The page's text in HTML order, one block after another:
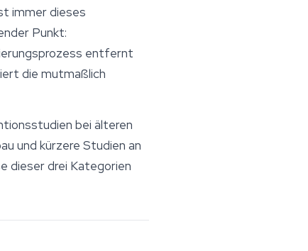
immer dieses
Punkt:
entfernt
die mutmaßlich
bei älteren
und kürzere Studien an
dieser drei Kategorien